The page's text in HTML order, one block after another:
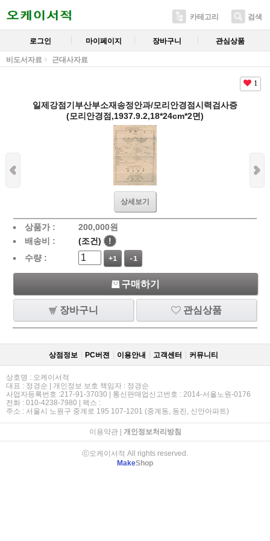
카테고리 검색
로그인 마이페이지 장바구니 관심상품
비도서자료 근대사자료
1
일제강점기부산부소재송정안과/모리안경점시력검사증
(모리안경점,1937.9.2,18*24cm*2면)
상세보기
상품가 : 200,000원
배송비 :
(조건)
!
수량 :
+1 -1
구매하기
장바구니 관심상품
상점정보 PC버젼 이용안내 고객센터 커뮤니티
상호명 : 오케이서적
대표 : 정경순 | 개인정보 보호 책임자 : 정경순
사업자등록번호 :217-91-37030 | 통신판매업신고번호 : 2014-서울노원-0176
전화 : 010-4238-7980 | 팩스 :
주소 : 서울시 노원구 중계로 195 107-1201 (중계동, 동진, 신안아파트)
이용약관| 개인정보처리방침
ⓒ오케이서적 All rights reserved.
MakeShop